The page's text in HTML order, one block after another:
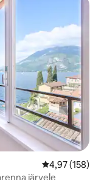
Keskmine
4,97 (158)
järvele